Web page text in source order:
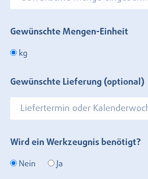
Gewünschte Mengen-Einheit
kg
Gewünschte Lieferung (optional)
Wird ein Werkzeugnis benötigt?
Nein Ja